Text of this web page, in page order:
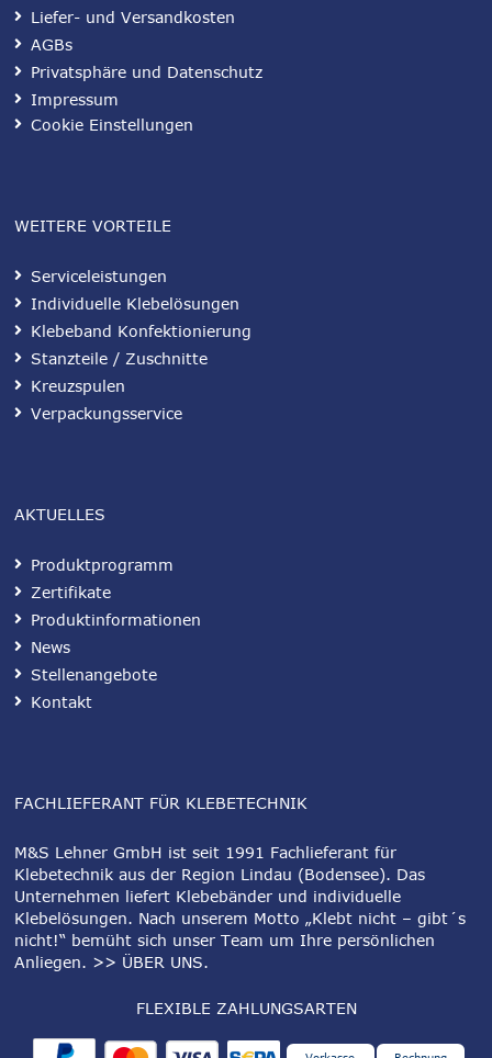
Liefer- und Versandkosten
AGBs
Privatsphäre und Datenschutz
Impressum
Cookie Einstellungen
WEITERE VORTEILE
Serviceleistungen
Individuelle Klebelösungen
Klebeband Konfektionierung
Stanzteile / Zuschnitte
Kreuzspulen
Verpackungsservice
FACHLIEFERANT FÜR KLEBETECHNIK
M&S Lehner GmbH ist seit 1991 Fachlieferant für
Klebetechnik aus der Region Lindau (Bodensee). Das
Unternehmen liefert Klebebänder und individuelle
Klebelösungen. Nach unserem Motto „Klebt nicht – gibt´s
nicht!“ bemüht sich unser Team um Ihre persönlichen
Anliegen. >> ÜBER UNS.
FLEXIBLE ZAHLUNGSARTEN
AKTUELLES
Produktprogramm
Zertifikate
Produktinformationen
News
Stellenangebote
Kontakt